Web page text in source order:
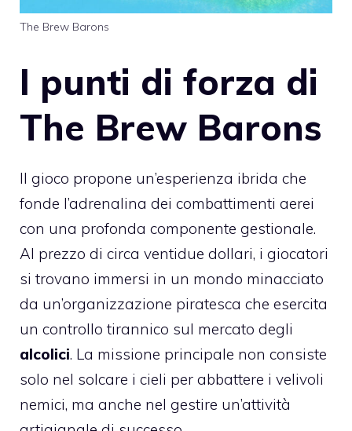
The Brew Barons
I punti di forza di
The Brew Barons
Il gioco propone un’esperienza ibrida che
fonde l’adrenalina dei combattimenti aerei
con una profonda componente gestionale.
Al prezzo di circa ventidue dollari, i giocatori
si trovano immersi in un mondo minacciato
da un’organizzazione piratesca che esercita
un controllo tirannico sul mercato degli
alcolici. La missione principale non consiste
solo nel solcare i cieli per abbattere i velivoli
nemici, ma anche nel gestire un’attività